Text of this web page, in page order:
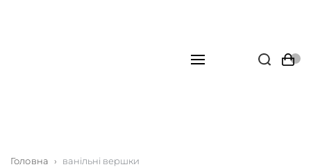
Головна › ванільні вершки